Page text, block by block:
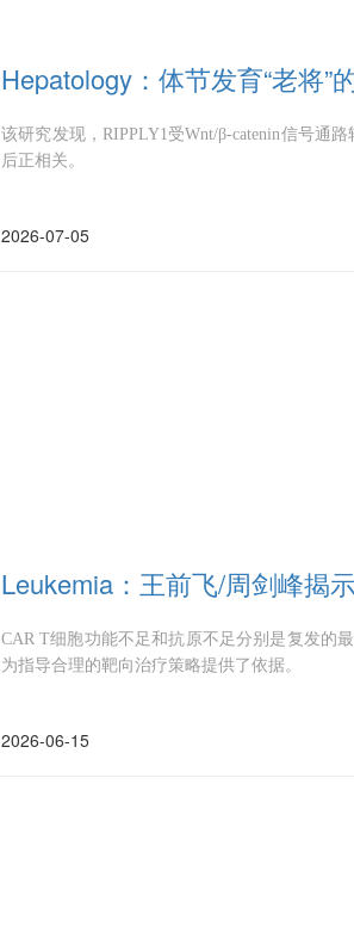
Hepatology：体节发育“老将
该研究发现，RIPPLY1受Wnt/β-catenin信号通
后正相关。
2026-07-05
Leukemia：王前飞/周剑峰揭
CAR T细胞功能不足和抗原不足分别是复发的
为指导合理的靶向治疗策略提供了依据。
2026-06-15